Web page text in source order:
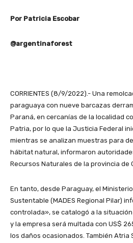
Por Patricia Escobar
@argentinaforest
CORRIENTES (8/9/2022).- Una
paraguaya con nueve barcazas
Paraná, en cercanías de la localidad
Patria, por lo que la Justicia Federal
mientras se analizan muestras para
hábitat natural, informaron
Recursos Naturales de la provincia de
En tanto, desde Paraguay, el
Sustentable (MADES Regional Pilar)
controlada», se catalogó a la
y la empresa será multada con US$
los daños ocasionados. También Atria